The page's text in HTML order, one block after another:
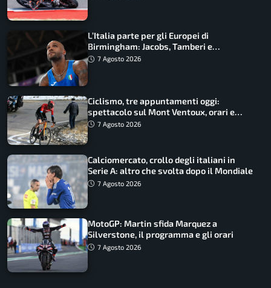
L’Italia parte per gli Europei di
Birmingham: Jacobs, Tamberi e
Battocletti guidano una spedizione
7 Agosto 2026
Ciclismo, tre appuntamenti oggi:
spettacolo sul Mont Ventoux, orari e
come vederli
7 Agosto 2026
Calciomercato, crollo degli italiani in
Serie A: altro che svolta dopo il Mondiale
7 Agosto 2026
MotoGP: Martin sfida Marquez a
Silverstone, il programma e gli orari
7 Agosto 2026